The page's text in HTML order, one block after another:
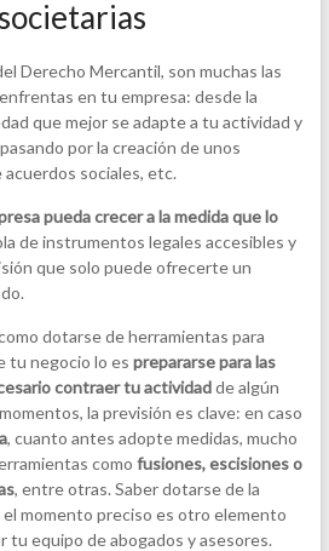
Derecho Mercantil, son muchas las
en tu empresa: desde la
que mejor se adapte a tu actividad y
por la creación de unos
sociales, etc.
pueda crecer a la medida que lo
de instrumentos legales accesibles y
que solo puede ofrecerte un
dotarse de herramientas para
tu negocio lo es prepararse para las
contraer tu actividadde algún
la previsión es clave: en caso
, cuanto antes adopte medidas, mucho
como fusiones, escisiones o
, entre otras. Saber dotarse de la
momento preciso es otro elemento
tu equipo de abogados y asesores.